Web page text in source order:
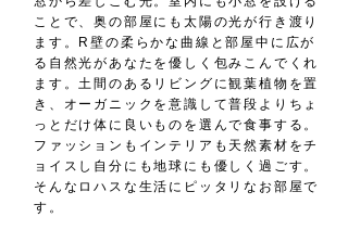
ことで、奥の部屋にも太陽の光が行き渡り
ます。R壁の柔らかな曲線と部屋中に広が
る自然光があなたを優しく包みこんでくれ
ます。土間のあるリビングに観葉植物を置
き、オーガニックを意識して普段よりちょ
っとだけ体に良いものを選んで食事する。
ファッションもインテリアも天然素材をチ
ョイスし自分にも地球にも優しく過ごす。
そんなロハスな生活にピッタリなお部屋で
す。